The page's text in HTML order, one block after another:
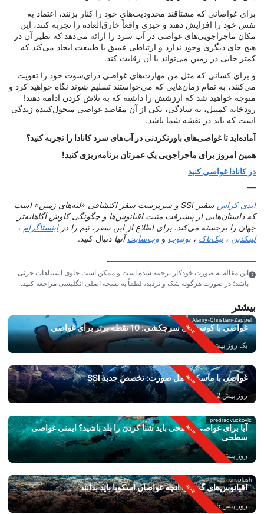
برای غواصانی که مشتاقند محدودیت‌های خود را کنار بزنند، اعتماد به
نفس خود را افزایش دهند و چیزی واقعاً خارق‌العاده را تجربه کنند، این
مکان ماجراجویی‌های غواصی در آب سرد را ارائه می‌دهد که نظیر آن در
هیچ جای دیگری وجود ندارد و ارتباطی عمیق با طبیعت ایجاد می‌کند که
کمتر جایی در زمین می‌تواند با آن رقابت کند.
و برای کسانی که مثل من مهارت‌های غواصی درای‌سوت خود را تقویت
می‌کنند، به تمام زمان‌هایی که می‌خواستند تسلیم شوند نگاه خواهید کرد و
متوجه خواهید شد که ارزشش را داشته که به تلاش کردن ادامه دهند!
رودخانه کمپبل، به سادگی، یکی از آن مقاصد غواصی متحول‌کننده زندگی
است که باید در نقشه شما باشد.
آماده‌اید تا غواصی‌های باورنکردنی در آب‌های سرد کانادا را تجربه کنید؟
همین امروز برای ماجراجویی یک عمرتان برنامه‌ریزی کنید!
در کانادا غواصی کنید
—
اندی کراس
سفیر SSI و سرپرست سفر اکتشافی «لبه‌های زمین» است
که داستان‌هایی از پیشرفت مثبت اقیانوس‌ها و چگونگی کاوش آگاهانه‌تر
جهان را برجسته می‌کند. برای اطلاع از این سفر، تیم را در اینستاگرام ،
لینکدین ، تیک‌تاک ، یوتیوب و وب‌سایت آنها دنبال کنید.
این مقاله به صورت خودکار ترجمه شده است و ممکن است حاوی اشتباهات جزئی
باشد؛ در صورت هرگونه شک و تردید، لطفاً به نسخه اصلی انگلیسی مراجعه کنید.
بیشتر
Alamy-Christian-Zappel
غواصی با کوسه‌های سرچکشی: 10 نقطه برتر برای غواصی
یک روز پیش
غواصی با ماسک کامل صورت: تخصص جدید SSI
روز پیش 2
predragvuckovic
آیا برای غواصی سطحی باید شنا کردن را بلد باشید؟ ایمنی غواصی
سطحی
روز پیش 3
unsplash
اقیانوس‌های گرم‌تر: آنچه غواصان اسکوبا باید بدانند
روز پیش 5